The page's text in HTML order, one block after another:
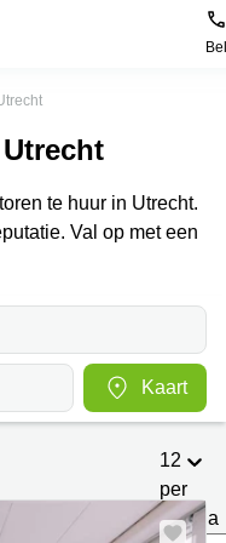
Bel
te huur in Utrecht.
Val op met een
Kaart
12
per
pagina